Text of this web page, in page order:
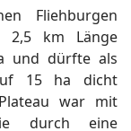
Fliehburgen
2,5 km Länge
und dürfte als
15 ha dicht
war mit
durch eine